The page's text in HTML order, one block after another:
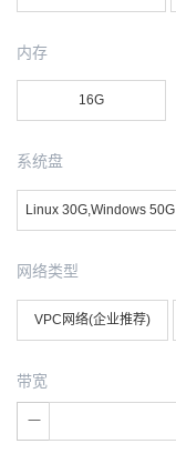
内存
16G
系统盘
Linux 30G,Windows 50G
网络类型
VPC网络(企业推荐)
带宽